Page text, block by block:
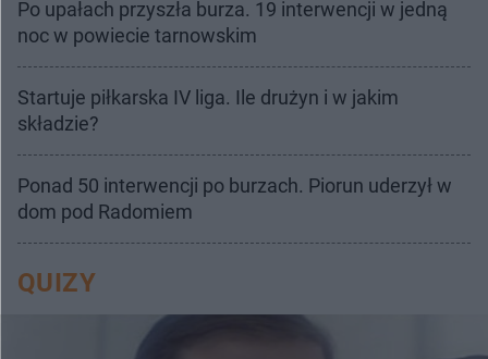
Po upałach przyszła burza. 19 interwencji w jedną
noc w powiecie tarnowskim
Startuje piłkarska IV liga. Ile drużyn i w jakim
składzie?
Ponad 50 interwencji po burzach. Piorun uderzył w
dom pod Radomiem
QUIZY